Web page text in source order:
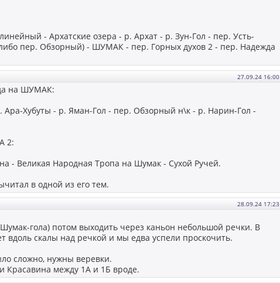
- Архатские озера - р. Архат - р. Зун-Гол - пер. Усть-
пер. Обзорный) - ШУМАК - пер. Горных духов 2 - пер. Надежда
27.09.24 16:00
на ШУМАК:
Хубуты - р. Яман-Гол - пер. Обзорный н\к - р. Нарин-Гол -
2:
- Великая Народная Тропа на Шумак - Сухой Ручей.
в одной из его тем.
28.09.24 17:23
гола) потом выходить через каньон небольшой речки. В
вдоль скалы над речкой и мы едва успели проскочить.
сложно, нужны веревки.
Красавина между 1А и 1Б вроде.